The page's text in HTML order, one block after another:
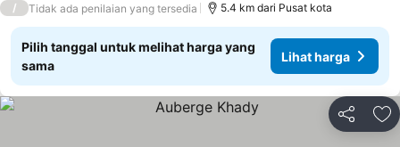
/ Tidak ada penilaian yang tersedia 5.4 km dari Pusat kota
Pilih tanggal untuk melihat harga yang
sama
Lihat harga
Bagikan